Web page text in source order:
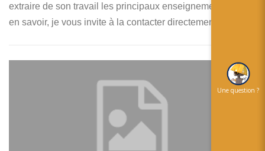
extraire de son travail les principaux enseignements. Pour
en savoir, je vous invite à la contacter directement.
Une question ?